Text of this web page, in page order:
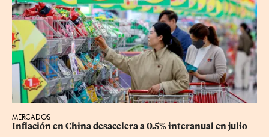
MERCADOS
Inflación en China desacelera a 0.5% interanual en julio